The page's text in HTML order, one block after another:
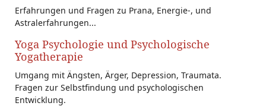
Erfahrungen und Fragen zu Prana, Energie-, und
Astralerfahrungen...
Yoga Psychologie und Psychologische
Yogatherapie
Umgang mit Ängsten, Ärger, Depression, Traumata.
Fragen zur Selbstfindung und psychologischen
Entwicklung.